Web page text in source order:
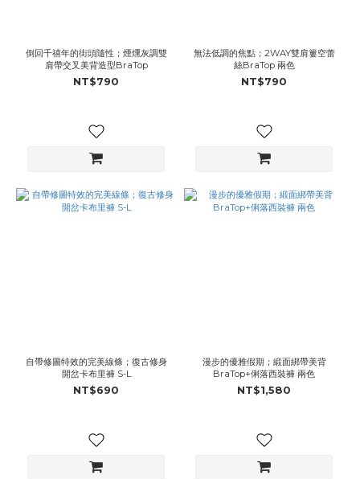
倒回千禧年的街頭隨性；煙燻灰調雙
肩帶交叉美背造型BraTop
NT$790
無法低調的焦點；2WAY雙肩簍空蕾
絲BraTop 兩色
NT$790
自帶修圖特效的完美線條；復古修身
開岔卡布里褲 S-L
NT$690
漫步的優雅假期；緞面綁帶美背
BraTop+俐落西裝褲 兩色
NT$1,580